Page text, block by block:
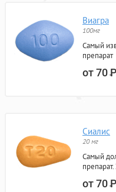
Виагра
100мг
Самый
препарат
от 70Р
Сиалис
20 мг
Самый
от 70Р